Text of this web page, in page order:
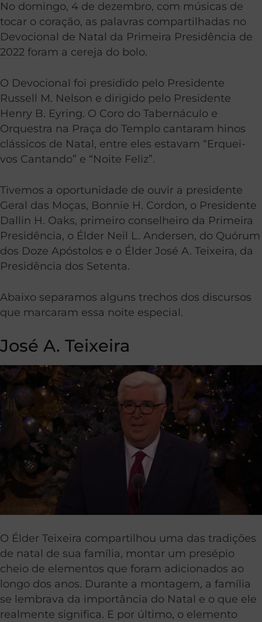
No domingo, 4 de dezembro, com músicas de
tocar o coração, as palavras compartilhadas no
Devocional de Natal da Primeira Presidência de
2022 foram a cereja do bolo.
O Devocional foi presidido pelo Presidente
Russell M. Nelson e dirigido pelo Presidente
Henry B. Eyring. O Coro do Tabernáculo e
Orquestra na Praça do Templo cantaram hinos
clássicos de Natal, entre eles estavam “Erquei-
vos Cantando” e “Noite Feliz”.
Tivemos a oportunidade de ouvir a presidente
Geral das Moças, Bonnie H. Cordon, o Presidente
Dallin H. Oaks, primeiro conselheiro da Primeira
Presidência, o Élder Neil L. Andersen, do Quórum
dos Doze Apóstolos e o Élder José A. Teixeira, da
Presidência dos Setenta.
Abaixo separamos alguns trechos dos discursos
que marcaram essa noite especial.
José A. Teixeira
O Élder Teixeira compartilhou uma das tradições
de natal de sua família, montar um presépio
cheio de elementos que foram adicionados ao
longo dos anos. Durante a montagem, a família
se lembrava da importância do Natal e o que ele
realmente significa. E por último, o elemento